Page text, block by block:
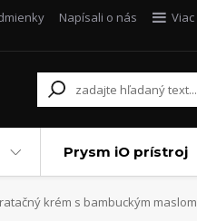
Napísali o nás Viac
Prysm iO prístroj
krém s bambuckým maslom